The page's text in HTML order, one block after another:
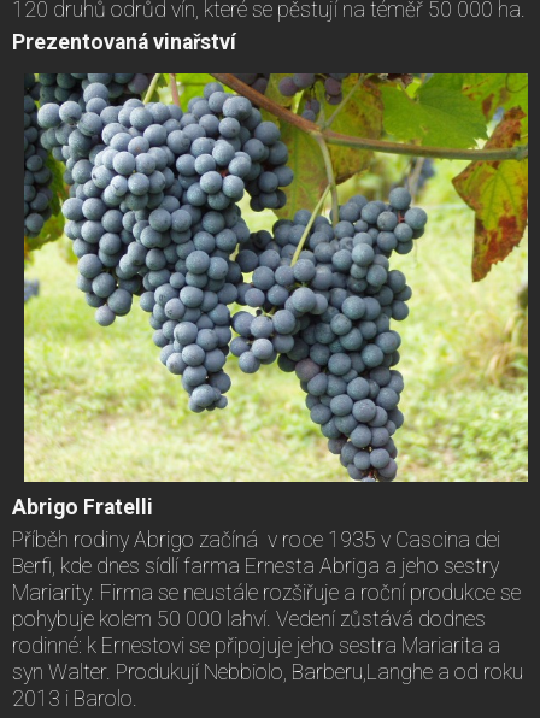
120 druhů odrůd vín, které se pěstují na téměř 50 000 ha.
Prezentovaná vinařství
Abrigo Fratelli
Příběh rodiny Abrigo začíná v roce 1935 v Cascina dei
Berfi, kde dnes sídlí farma Ernesta Abriga a jeho sestry
Mariarity. Firma se neustále rozšiřuje a roční produkce se
pohybuje kolem 50 000 lahví. Vedení zůstává dodnes
rodinné: k Ernestovi se připojuje jeho sestra Mariarita a
syn Walter. Produkují Nebbiolo, Barberu,Langhe a od roku
2013 i Barolo.